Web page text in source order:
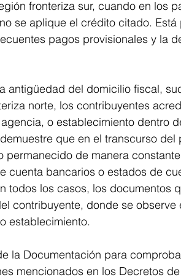
fronteriza sur, cuando en los
se aplique el crédito citado.
pagos provisionales y la
antigüedad del domicilio fiscal,
norte, los contribuyentes
o establecimiento dentro
que en el transcurso del
de manera
cuenta bancarios o estados de
todos los casos, los documentos
contribuyente, donde se observe
establecimiento.
la Documentación para
mencionados en los Decretos